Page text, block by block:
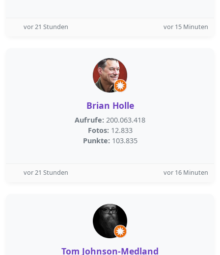
vor 21 Stunden vor 15 Minuten
Brian Holle
Aufrufe: 200.063.418
Fotos: 12.833
Punkte: 103.835
vor 21 Stunden vor 16 Minuten
Tom Johnson-Medland